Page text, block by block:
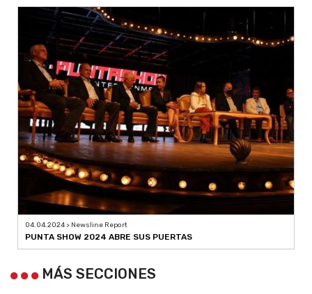
04.04.2024 > Newsline Report
PUNTA SHOW 2024 ABRE SUS PUERTAS
MÁS SECCIONES